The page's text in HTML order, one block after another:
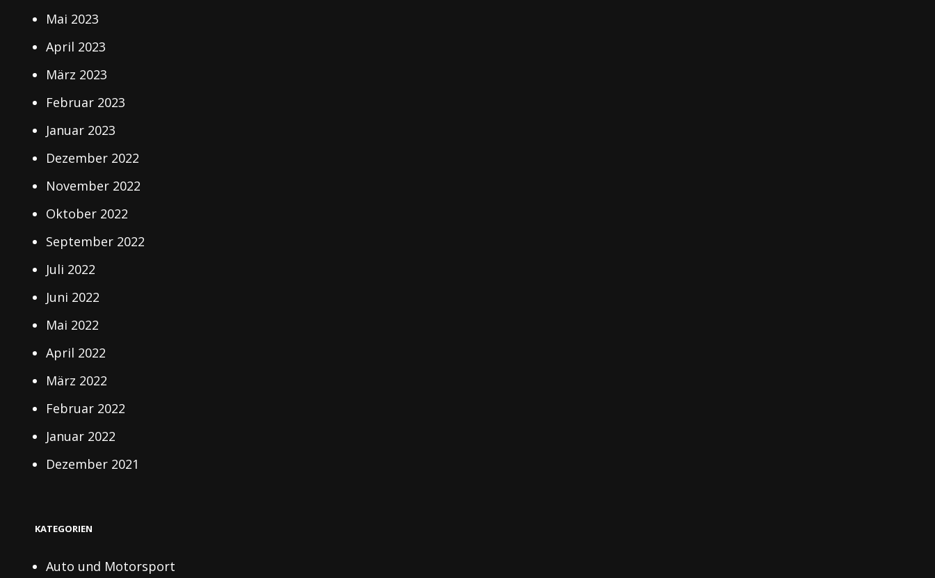
Mai 2023
April 2023
März 2023
Februar 2023
Januar 2023
Dezember 2022
November 2022
Oktober 2022
September 2022
Juli 2022
Juni 2022
Mai 2022
April 2022
März 2022
Februar 2022
Januar 2022
Dezember 2021
KATEGORIEN
Auto und Motorsport